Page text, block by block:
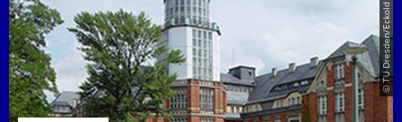
© TU Dresden/Eckold